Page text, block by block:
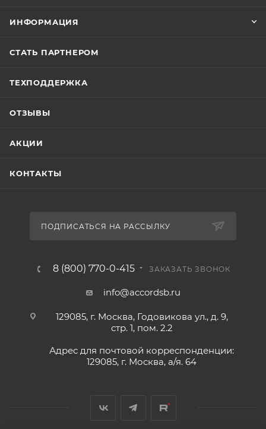
ИНФОРМАЦИЯ
СТАТЬ ПАРТНЕРОМ
ТЕХПОДДЕРЖКА
ОТЗЫВЫ
АКЦИИ
КОНТАКТЫ
ПОДПИСАТЬСЯ НА РАССЫЛКУ
8 (800) 770-0-415 ЗАКАЗАТЬ ЗВОНОК
info@accordsb.ru
129085, г. Москва, Годовикова ул., д. 9,
стр. 1, пом. 2.2
Адрес для почтовой корреспонденции:
129085, г. Москва, а/я. 64